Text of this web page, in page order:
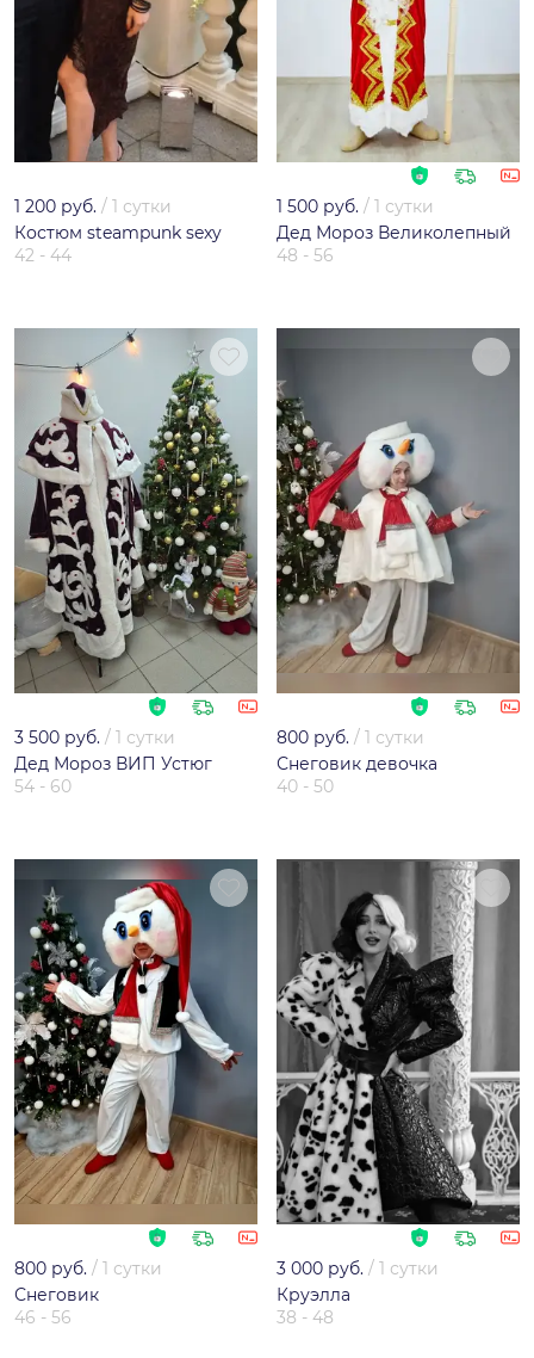
1 200 руб. / 1 сутки
Костюм steampunk sexy
42 - 44
1 500 руб. / 1 сутки
Дед Мороз Великолепный
48 - 56
3 500 руб. / 1 сутки
Дед Мороз ВИП Устюг
54 - 60
800 руб. / 1 сутки
Снеговик девочка
40 - 50
800 руб. / 1 сутки
Снеговик
46 - 56
3 000 руб. / 1 сутки
Круэлла
38 - 48